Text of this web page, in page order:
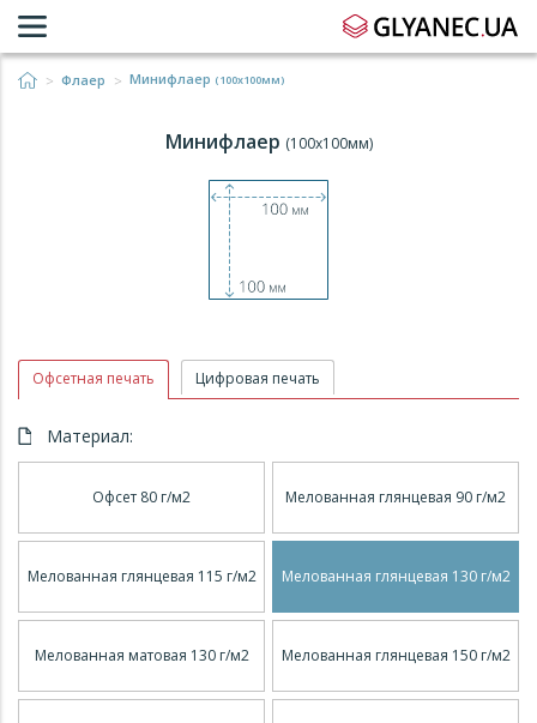
Флаер Минифлаер (100x100мм)
Минифлаер (100x100мм)
Офсетная печать Цифровая печать
Материал:
Офсет 80 г/м2 Мелованная глянцевая 90 г/м2
Мелованная глянцевая 115 г/м2 Мелованная глянцевая 130 г/м2
Мелованная матовая 130 г/м2 Мелованная глянцевая 150 г/м2